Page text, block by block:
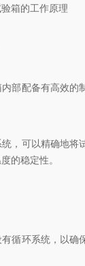
箱的工作原理
配备有高效的
可以精确地将试
的稳定性。
环系统，以确